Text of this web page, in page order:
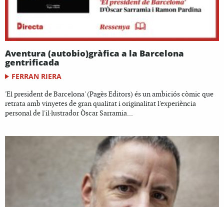
Aventura (autobio)gràfica a la Barcelona
gentrificada
FERRAN RIERA
'El president de Barcelona' (Pagès Editors) és un ambiciós còmic que
retrata amb vinyetes de gran qualitat i originalitat l'experiència
personal de l'il·lustrador Òscar Sarramia...